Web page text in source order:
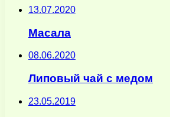
13.07.2020
Масала
08.06.2020
Липовый чай с медом
23.05.2019